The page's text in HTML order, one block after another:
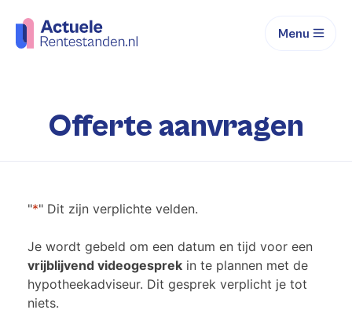
Menu
Offerte aanvragen